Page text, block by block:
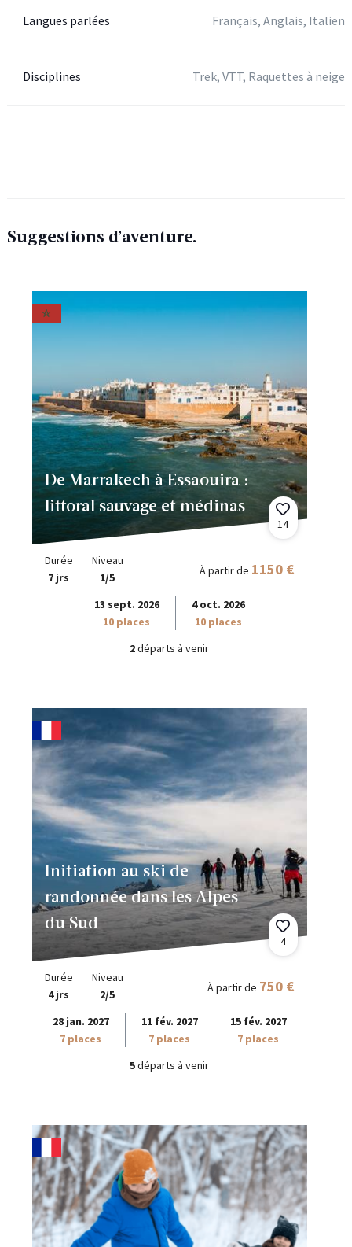
Langues parlées Français, Anglais, Italien
Disciplines Trek, VTT, Raquettes à neige
Suggestions d’aventure.
De Marrakech à Essaouira :
littoral sauvage et médinas
14
Durée
7 jrs
Niveau
1/5
À partir de 1150 €
13 sept. 2026
10 places
4 oct. 2026
10 places
2départs à venir
Initiation au ski de
randonnée dans les Alpes
du Sud
4
Durée
4 jrs
Niveau
2/5
À partir de 750 €
28 jan. 2027
7 places
11 fév. 2027
7 places
15 fév. 2027
7 places
5départs à venir